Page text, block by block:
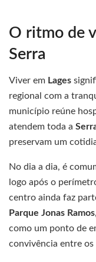
O ritmo de
Serra
Viver em Lages
regional com a
município reúne
atendem toda a
preservam um
No dia a dia, é
logo após o
centro ainda faz
Parque Jonas Ramos
como um ponto de
convivência entre os